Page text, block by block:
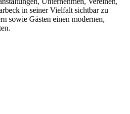
in seiner Vielfalt sichtbar zu
sowie Gästen einen modernen,